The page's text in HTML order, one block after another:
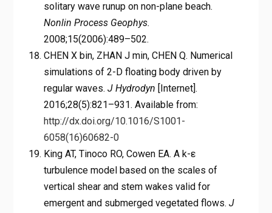
solitary wave runup on non-plane beach.
Nonlin Process Geophys.
2008;15(2006):489–502.
CHEN X bin, ZHAN J min, CHEN Q. Numerical
simulations of 2-D floating body driven by
regular waves. J Hydrodyn [Internet].
2016;28(5):821–931. Available from:
http://dx.doi.org/10.1016/S1001-
6058(16)60682-0
King AT, Tinoco RO, Cowen EA. A k-ε
turbulence model based on the scales of
vertical shear and stem wakes valid for
emergent and submerged vegetated flows. J